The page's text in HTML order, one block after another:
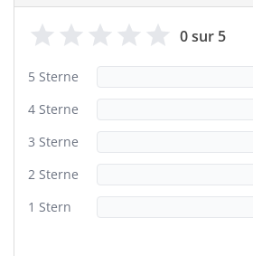
0 sur 5
5 Sterne
4 Sterne
3 Sterne
2 Sterne
1 Stern